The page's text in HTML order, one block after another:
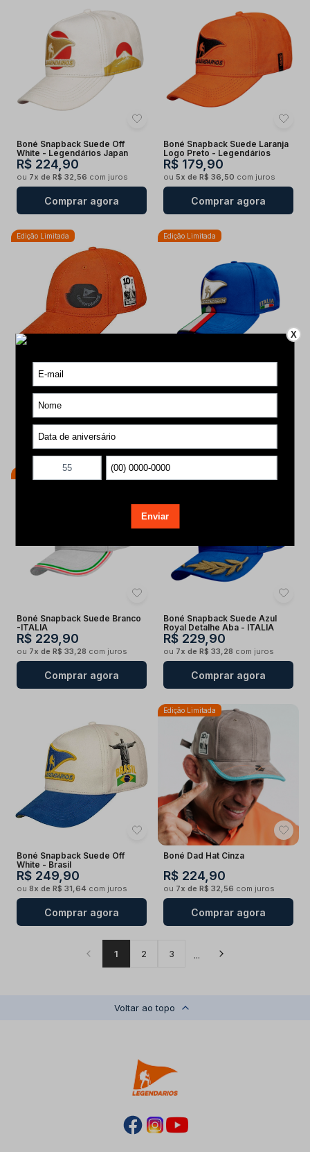
Boné Snapback Suede Off
White - Legendários Japan
R$ 224,90
ou 7x de R$ 32,56 com juros
Comprar agora
Boné Snapback Suede Laranja
Logo Preto - Legendários
R$ 179,90
ou 5x de R$ 36,50 com juros
Comprar agora
Edição Limitada
R$ 224,90
Comprar agora
Edição Limitada
Edição Limitada
Boné Snapback Suede Branco
-ITALIA
R$ 229,90
ou 7x de R$ 33,28 com juros
Comprar agora
Edição Limitada
Boné Snapback Suede Azul
Royal Detalhe Aba - ITALIA
R$ 229,90
ou 7x de R$ 33,28 com juros
Comprar agora
Boné Snapback Suede Off
White - Brasil
R$ 249,90
ou 8x de R$ 31,64 com juros
Comprar agora
Edição Limitada
Boné Dad Hat Cinza
R$ 224,90
ou 7x de R$ 32,56 com juros
Comprar agora
1 2 3 ...
Voltar ao topo
X